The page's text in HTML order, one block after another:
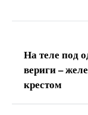
На теле под
вериги –
крестом